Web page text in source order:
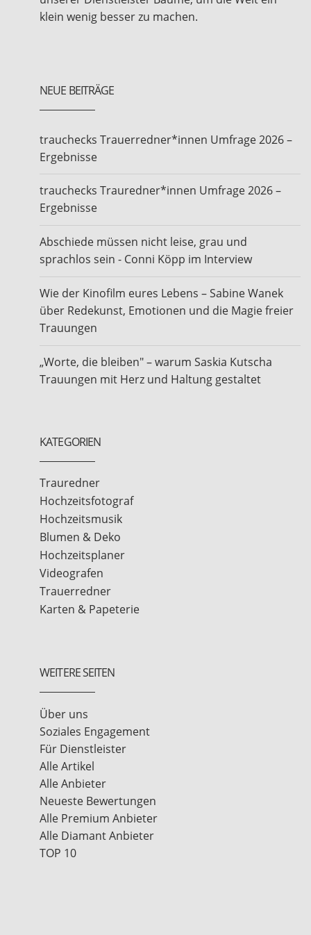
klein wenig besser zu machen.
NEUE BEITRÄGE
trauchecks Trauerredner*innen Umfrage 2026 –
Ergebnisse
trauchecks Trauredner*innen Umfrage 2026 –
Ergebnisse
Abschiede müssen nicht leise, grau und
sprachlos sein - Conni Köpp im Interview
Wie der Kinofilm eures Lebens – Sabine Wanek
über Redekunst, Emotionen und die Magie freier
Trauungen
„Worte, die bleiben" – warum Saskia Kutscha
Trauungen mit Herz und Haltung gestaltet
KATEGORIEN
Trauredner
Hochzeitsfotograf
Hochzeitsmusik
Blumen & Deko
Hochzeitsplaner
Videografen
Trauerredner
Karten & Papeterie
WEITERE SEITEN
Über uns
Soziales Engagement
Für Dienstleister
Alle Artikel
Alle Anbieter
Neueste Bewertungen
Alle Premium Anbieter
Alle Diamant Anbieter
TOP 10